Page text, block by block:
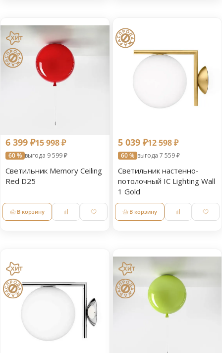
6 399 ₽15 998 ₽
60 % выгода 9 599 ₽
Светильник Memory Ceiling
Red D25
В корзину
5 039 ₽12 598 ₽
60 % выгода 7 559 ₽
Светильник настенно-
потолочный IC Lighting Wall
1 Gold
В корзину